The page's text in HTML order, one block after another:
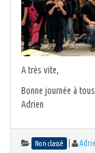
A très vite,
Bonne journée à
Adrien
Non classé